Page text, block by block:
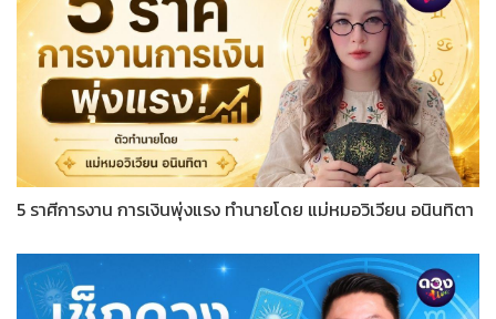
5 ราศีการงาน การเงินพุ่งแรง ทำนายโดย แม่หมอวิเวียน อนินทิตา